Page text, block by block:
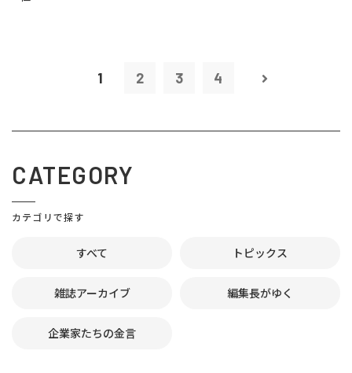
1 2 3 4
CATEGORY
カテゴリで探す
すべて トピックス
雑誌アーカイブ 編集長がゆく
企業家たちの金言